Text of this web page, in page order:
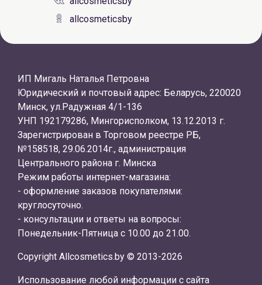
allcosmeticsby
ИП Мигаль Наталья Петровна
Юридический и почтовый адрес: Беларусь, 220020
Минск, ул.Радужная 4/1-136
УНП 192179286, Мингорисполком, 13.12.2013 г.
Зарегистрирован в Торговом реестре РБ,
№158518, 29.06.2014г., администрация
Центрального района г. Минска
Режим работы интернет-магазина:
- оформление заказов покупателями:
круглосуточно.
- консультации и ответы на вопросы:
Понедельник-Пятница с 10.00 до 21.00.
Copyright Allcosmetics.by © 2013-2026
Использование любой информации с сайта